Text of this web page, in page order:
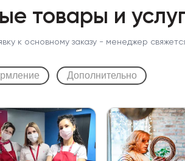
товары и
к основному заказу - менеджер
Дополнительно